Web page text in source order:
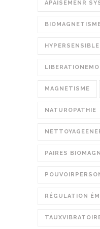
APAISEMENR
HYPERSENSIBLE
MAGNETISME
NATUROPATHIE
PAIRES
RÉGULATION